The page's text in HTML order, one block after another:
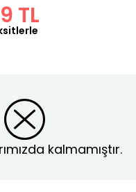
TL
kalmamıştır.